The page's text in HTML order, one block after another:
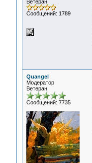
Ветеран
Сообщений: 1789
Quangel
Модератор
Ветеран
Сообщений: 7735